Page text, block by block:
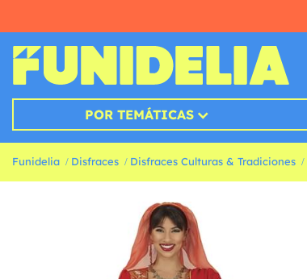
POR TEMÁTICAS
Funidelia Disfraces Disfraces Culturas & Tradiciones